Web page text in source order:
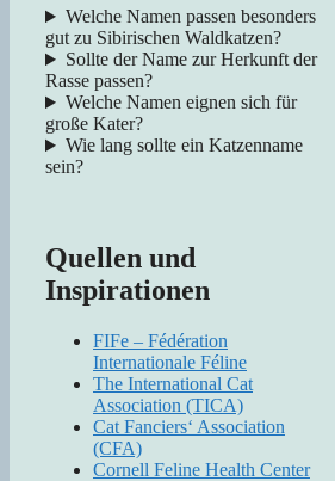
Welche Namen passen besonders
gut zu Sibirischen Waldkatzen?
Sollte der Name zur Herkunft der
Rasse passen?
Welche Namen eignen sich für
große Kater?
Wie lang sollte ein Katzenname
sein?
Quellen und
Inspirationen
FIFe – Fédération
Internationale Féline
The International Cat
Association (TICA)
Cat Fanciers‘ Association
(CFA)
Cornell Feline Health Center